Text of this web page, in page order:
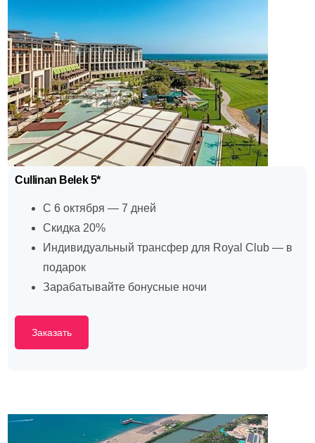
Cullinan Belek 5*
С 6 октября — 7 дней
Скидка 20%
Индивидуальный трансфер для Royal Club — в
подарок
Зарабатывайте бонусные ночи
Заказать